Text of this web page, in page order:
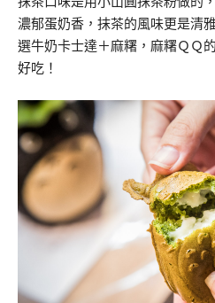
濃郁蛋奶香，抹茶的風味更是清
選牛奶卡士達＋麻糬，麻糬ＱＱ
好吃！